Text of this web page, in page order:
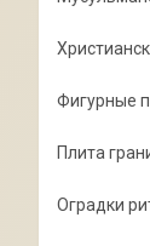
Фигурные
Плита
Оградки